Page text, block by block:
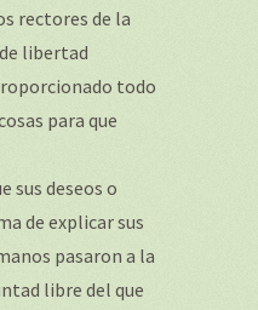
rectores de la
libertad
todo
para que
sus deseos o
de explicar sus
pasaron a la
libre del que